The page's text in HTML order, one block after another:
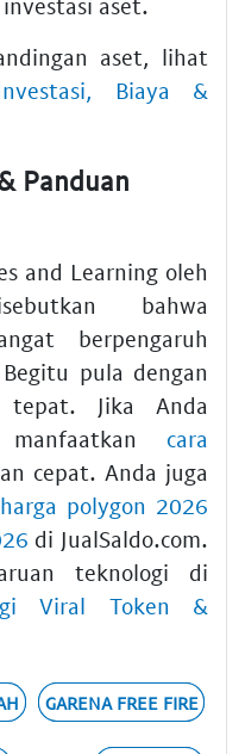
aset, lihat
Biaya &
Panduan
and Learning oleh
bahwa
berpengaruh
pula dengan
tepat. Jika Anda
manfaatkan cara
cepat. Anda juga
polygon 2026
di JualSaldo.com.
teknologi di
Viral Token &
GARENA FREE FIRE